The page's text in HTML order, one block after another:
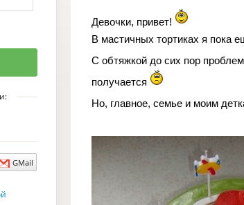
Девочки, привет!
В мастичных тортиках я пока
С обтяжкой до сих пор
получается
Но, главное, семье и моим
GMail